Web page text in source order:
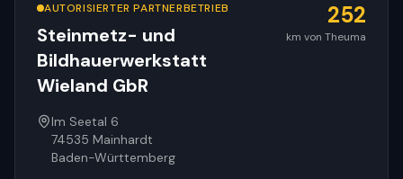
AUTORISIERTER PARTNERBETRIEB
Steinmetz- und
Bildhauerwerkstatt
Wieland GbR
252
km von Theuma
Im Seetal 6
74535 Mainhardt
Baden-Württemberg